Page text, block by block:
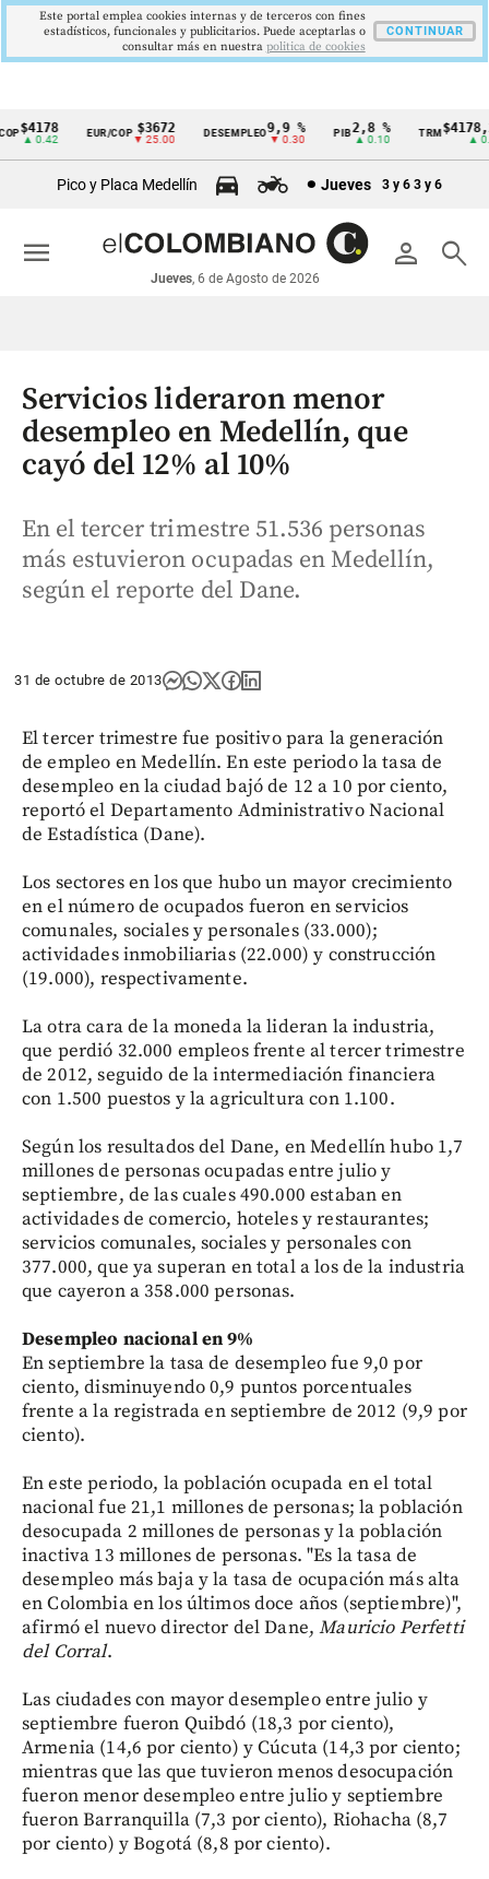
Cintillo
económicos
Colombia
$4178
▲ 0.42
EUR/COP $3672
▼ 25.00
DESEMPLEO 9,9 %
▼ 0.30
PIB2,8 %
▲ 0.10
TRM$4178,23
▲ 0.42
Pico y Placa Medellín Jueves 3 y 6 3 y 6
person search
Jueves, 6 de Agosto de 2026
menu
Servicios lideraron menor
desempleo en Medellín, que
cayó del 12% al 10%
En el tercer trimestre 51.536 personas
más estuvieron ocupadas en Medellín,
según el reporte del Dane.
31 de octubre de 2013
El tercer trimestre fue positivo para la generación
de empleo en Medellín. En este periodo la tasa de
desempleo en la ciudad bajó de 12 a 10 por ciento,
reportó el Departamento Administrativo Nacional
de Estadística (Dane).
Los sectores en los que hubo un mayor crecimiento
en el número de ocupados fueron en servicios
comunales, sociales y personales (33.000);
actividades inmobiliarias (22.000) y construcción
(19.000), respectivamente.
La otra cara de la moneda la lideran la industria,
que perdió 32.000 empleos frente al tercer trimestre
de 2012, seguido de la intermediación financiera
con 1.500 puestos y la agricultura con 1.100.
Según los resultados del Dane, en Medellín hubo 1,7
millones de personas ocupadas entre julio y
septiembre, de las cuales 490.000 estaban en
actividades de comercio, hoteles y restaurantes;
servicios comunales, sociales y personales con
377.000, que ya superan en total a los de la industria
que cayeron a 358.000 personas.
Desempleo nacional en 9%
En septiembre la tasa de desempleo fue 9,0 por
ciento, disminuyendo 0,9 puntos porcentuales
frente a la registrada en septiembre de 2012 (9,9 por
ciento).
En este periodo, la población ocupada en el total
nacional fue 21,1 millones de personas; la población
desocupada 2 millones de personas y la población
inactiva 13 millones de personas. "Es la tasa de
desempleo más baja y la tasa de ocupación más alta
en Colombia en los últimos doce años (septiembre)",
afirmó el nuevo director del Dane,Mauricio Perfetti
del Corral.
Las ciudades con mayor desempleo entre julio y
septiembre fueron Quibdó (18,3 por ciento),
Armenia (14,6 por ciento) y Cúcuta (14,3 por ciento;
mientras que las que tuvieron menos desocupación
fueron menor desempleo entre julio y septiembre
fueron Barranquilla (7,3 por ciento), Riohacha (8,7
por ciento) y Bogotá (8,8 por ciento).
Este portal emplea cookies internas y de terceros con fines
estadísticos, funcionales y publicitarios. Puede aceptarlas o
consultar más en nuestra politica de cookies
CONTINUAR